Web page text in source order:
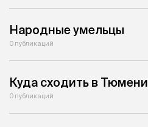
Народные умельцы
0 публикаций
Куда сходить в Тюмени
0 публикаций